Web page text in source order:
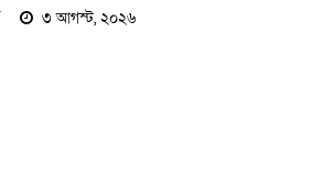
গুরুত্বারোপ এলাহাবাদ হাইকোর্টের
৩ আগস্ট, ২০২৬